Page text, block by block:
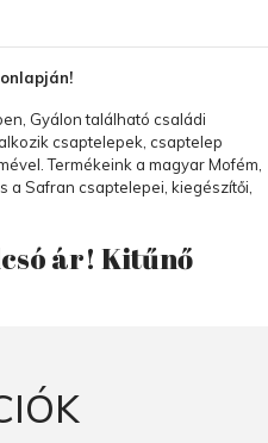
Gyálon található családi
csaptelepek, csaptelep
Termékeink a magyar Mofém,
a Safran csaptelepei, kiegészítői,
ár! Kitűnő